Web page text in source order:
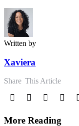
Written by
Xaviera
Share This Article
More Reading